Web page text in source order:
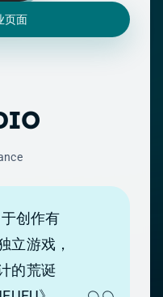
页面
创作有
立游戏，
的荒诞